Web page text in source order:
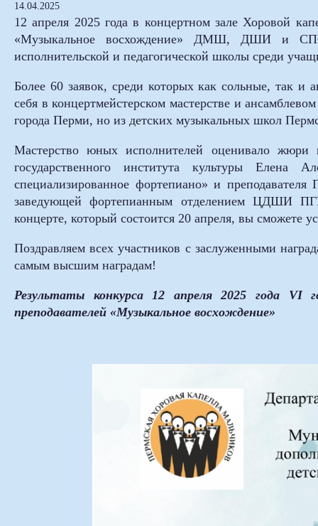
14.04.2025
12 апреля 2025 года в концертном зале Хоровой
«Музыкальное восхождение» ДМШ, ДШИ и
исполнительской и педагогической школы среди
Более 60 заявок, среди которых как сольные, так и
себя в концертмейстерском мастерстве и
города Перми, но из детских музыкальных школ
Мастерство юных исполнителей оценивало жюри
государственного института культуры Елена
специализированное фортепиано» и
заведующей фортепианным отделением ЦДШИ
концерте, который состоится 20 апреля, вы сможете
Поздравляем всех участников с заслуженными
самым высшим наградам!
Результаты конкурса 12 апреля 2025 года VI
преподавателей «Музыкальное восхождение»